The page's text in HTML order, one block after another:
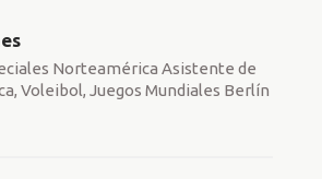
Norteamérica Asistente de
Voleibol, Juegos Mundiales Berlín